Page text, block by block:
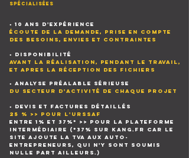
spécialisées
• 10 ANS D'EXPÉRIENCE
ÉCOUTE DE LA DEMANDE, PRISE EN COMPTE
DES BESOINS, ENVIES ET CONTRAINTES
• DISPONIBILITÉ
AVANT LA RÉALISATION, PENDANT LE TRAVAIL,
ET APRES LA RÉCEPTION DES FICHIERS
• ANALYSE PRÉALABLE SÉRIEUSE
DU SECTEUR D'ACTIVITÉ DE CHAQUE PROJET
• DEVIS ET FACTURES DÉTAILLÉS
25 % >> POUR L'URSSAF
entre 1% et 37%* >> POUR LA PLATEFORME
INTERMÉDIAIRE (*37% sur kang.fr car le
site ajoute la TVA aux auto-
entrepreneurs, qui n'y sont soumis
nulle part ailleurs.)